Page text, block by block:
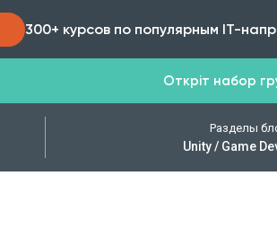
300+ курсов по популярным IT-
Откріт набор
Разделы
Unity / Game